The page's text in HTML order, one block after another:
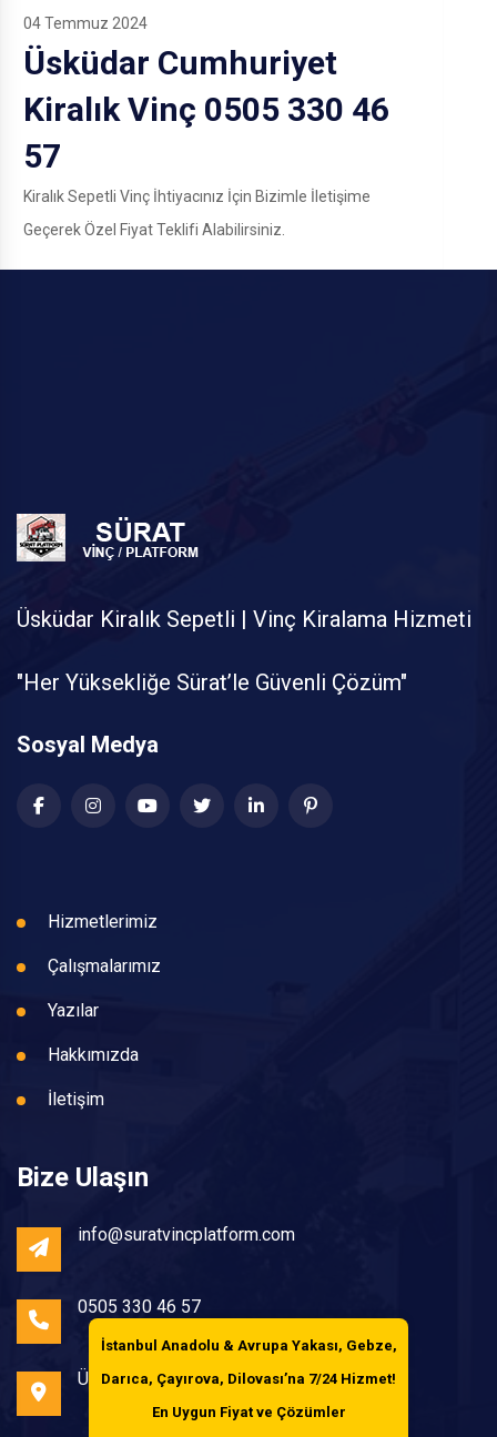
04 Temmuz 2024
Üsküdar Cumhuriyet
Kiralık Vinç 0505 330 46
57
Kiralık Sepetli Vinç İhtiyacınız İçin Bizimle İletişime
Geçerek Özel Fiyat Teklifi Alabilirsiniz.
İstanbul Anadolu & Avrupa Yakası, Gebze,
Darıca, Çayırova, Dilovası’na 7/24 Hizmet!
En Uygun Fiyat ve Çözümler
Üsküdar Kiralık Sepetli | Vinç Kiralama Hizmeti
"Her Yüksekliğe Sürat’le Güvenli Çözüm"
Sosyal Medya
Hizmetlerimiz
Çalışmalarımız
Yazılar
Hakkımızda
İletişim
Bize Ulaşın
info@suratvincplatform.com
0505 330 46 57
Üsküdar /İstanbul